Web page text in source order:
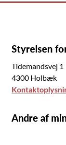
Styrelsen
Tidemandsvej 1
4300 Holbæk
Andre af